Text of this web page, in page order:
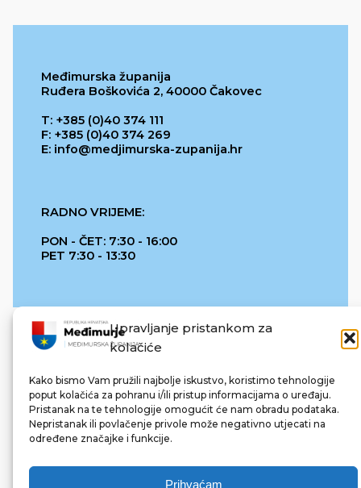
Upravljanje pristankom za
kolačiće
Kako bismo Vam pružili najbolje iskustvo, koristimo tehnologije
poput kolačića za pohranu i/ili pristup informacijama o uređaju.
Pristanak na te tehnologije omogućit će nam obradu podataka.
Nepristanak ili povlačenje privole može negativno utjecati na
određene značajke i funkcije.
Prihvaćam
Međimurska županija
Ruđera Boškovića 2, 40000 Čakovec
T: +385 (0)40 374 111
F: +385 (0)40 374 269
E: info@medjimurska-zupanija.hr
RADNO VRIJEME:
PON - ČET: 7:30 - 16:00
PET 7:30 - 13:30
REPUBLIKA HRVATSKA